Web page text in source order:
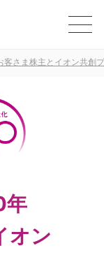
客さま株主とイオン共創
年
オン